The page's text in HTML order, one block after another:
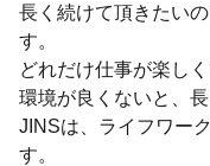
長く続けて頂きたい
す。
どれだけ仕事が楽しく
環境が良くないと、
JINSは、ライフワー
す。